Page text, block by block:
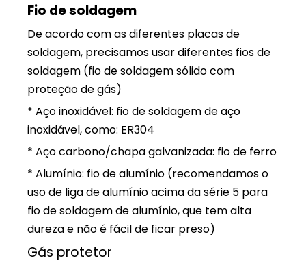
Fio de soldagem
De acordo com as diferentes placas de
soldagem, precisamos usar diferentes fios de
soldagem (fio de soldagem sólido com
proteção de gás)
* Aço inoxidável: fio de soldagem de aço
inoxidável, como: ER304
* Aço carbono/chapa galvanizada: fio de ferro
* Alumínio: fio de alumínio (recomendamos o
uso de liga de alumínio acima da série 5 para
fio de soldagem de alumínio, que tem alta
dureza e não é fácil de ficar preso)
Gás protetor